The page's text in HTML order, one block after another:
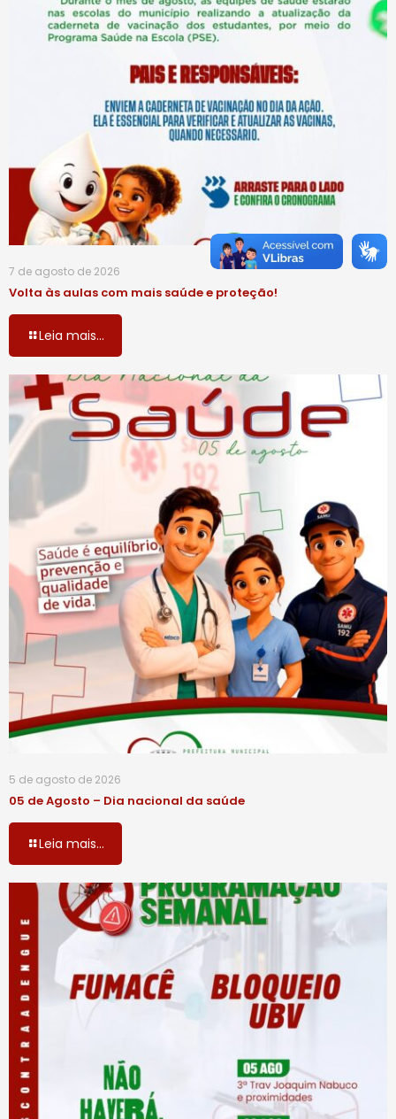
7 de agosto de 2026
Volta às aulas com mais saúde e proteção!
Leia mais...
5 de agosto de 2026
05 de Agosto – Dia nacional da saúde
Leia mais...